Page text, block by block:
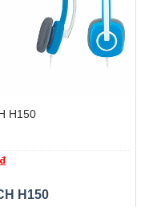
H150
₫
H150